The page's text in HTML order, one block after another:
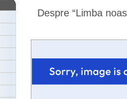
Despre “Limba